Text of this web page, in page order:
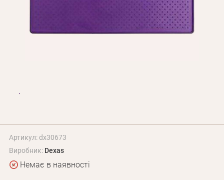
Програма лояльності
Артикул: dx30673
Виробник: Dexas
Немає в наявності